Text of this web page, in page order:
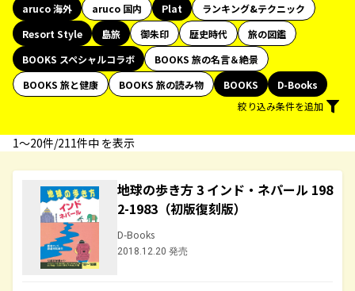
aruco 海外
aruco 国内 Plat
ランキング&テクニック
Resort Style
島旅 御朱印 歴史時代
旅の図鑑
BOOKS スペシャルコラボ
BOOKS 旅の名言＆絶景
BOOKS 旅と健康
BOOKS 旅の読み物 BOOKS
D-Books
絞り込み条件を追加
1〜20件/211件中 を表示
地球の歩き方 3 インド・ネパール 198
2-1983（初版復刻版）
D-Books
2018.12.20 発売